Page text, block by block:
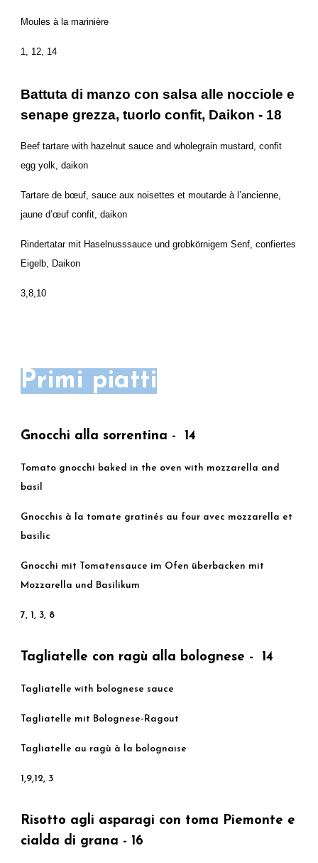
Moules à la marinière
1, 12, 14
Battuta di manzo con salsa alle nocciole e
senape grezza, tuorlo confit, Daikon - 18
Beef tartare with hazelnut sauce and wholegrain mustard, confit
egg yolk, daikon
Tartare de bœuf, sauce aux noisettes et moutarde à l’ancienne,
jaune d’œuf confit, daikon
Rindertatar mit Haselnusssauce und grobkörnigem Senf, confiertes
Eigelb, Daikon
3,8,10
Primi piatti
Gnocchi alla sorrentina - 14
Tomato gnocchi baked in the oven with mozzarella and
basil
Gnocchis à la tomate gratinés au four avec mozzarella et
basilic
Gnocchi mit Tomatensauce im Ofen überbacken mit
Mozzarella und Basilikum
7, 1, 3, 8
Tagliatelle con ragù alla bolognese - 14
Tagliatelle with bolognese sauce
Tagliatelle mit Bolognese-Ragout
Tagliatelle au ragù à la bolognaise
1,9,12, 3
Risotto agli asparagi con toma Piemonte e
cialda di grana - 16